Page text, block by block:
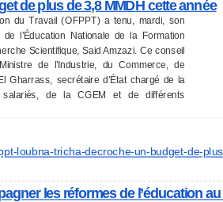
de plus de 3,8 MMDH cette année
du Travail (OFPPT) a tenu, mardi, son
l’Éducation Nationale de la Formation
Scientifique, Said Amzazi. Ce conseil
de l’Industrie, du Commerce, de
Gharrass, secrétaire d’État chargé de la
salariés, de la CGEM et de différents
loubna-tricha-decroche-un-budget-de-
les réformes de l’éducation